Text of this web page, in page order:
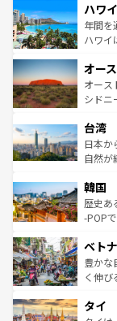
ば市内
着のス
のよう
ンメン
西部に
部のニ
文化が
しみな
ならではの
情報は
ハワイ
年間を
ハワイ
ワイ島
島だが
おすす
れるお
人々、
ク、伝
ワイを、存
はコン
オー
オース
シドニ
リアリ
ク）、
ど、見
いる。
ビング
い。オ
参照し
台湾
日本か
自然が
ン）、
と山間
驚きを
容にも
照して
韓国
歴史あ
-POP
き、地
できる
まで、
リティ
ベト
豊かな
く伸び
急速な
タイ